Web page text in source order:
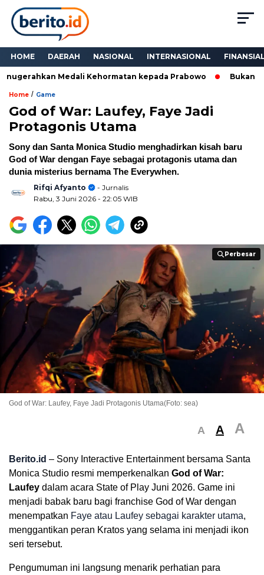
HOME DAERAH NASIONAL INTERNASIONAL
Medali Kehormatan kepada Prabowo Bukan
Home / Game
God of War: Laufey, Faye Jadi
Protagonis Utama
Sony dan Santa Monica Studio menghadirkan kisah baru
God of War dengan Faye sebagai protagonis utama dan
dunia misterius bernama The Everywhen.
Rifqi Afyanto
- Jurnalis
Rabu, 3 Juni 2026 - 22:05 WIB
Perbesar
Perbesar
God of War: Laufey, Faye Jadi Protagonis Utama(Foto: sea)
A A A
Berito.id – Sony Interactive Entertainment bersama Santa
Monica Studio resmi memperkenalkan God of War:
Laufey dalam acara State of Play Juni 2026. Game ini
menjadi babak baru bagi franchise God of War dengan
menempatkan Faye atau Laufey sebagai karakter utama,
menggantikan peran Kratos yang selama ini menjadi ikon
seri tersebut.
Pengumuman ini langsung menarik perhatian para